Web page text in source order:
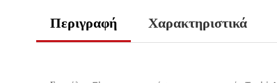
Περιγραφή Χαρακτηριστικά